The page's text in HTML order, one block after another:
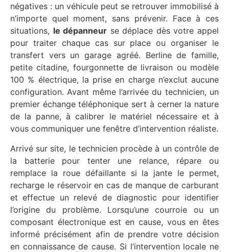
négatives : un véhicule peut se retrouver immobilisé à
n’importe quel moment, sans prévenir. Face à ces
situations, le dépanneur se déplace dès votre appel
pour traiter chaque cas sur place ou organiser le
transfert vers un garage agréé. Berline de famille,
petite citadine, fourgonnette de livraison ou modèle
100 % électrique, la prise en charge n’exclut aucune
configuration. Avant même l’arrivée du technicien, un
premier échange téléphonique sert à cerner la nature
de la panne, à calibrer le matériel nécessaire et à
vous communiquer une fenêtre d’intervention réaliste.
Arrivé sur site, le technicien procède à un contrôle de
la batterie pour tenter une relance, répare ou
remplace la roue défaillante si la jante le permet,
recharge le réservoir en cas de manque de carburant
et effectue un relevé de diagnostic pour identifier
l’origine du problème. Lorsqu’une courroie ou un
composant électronique est en cause, vous en êtes
informé précisément afin de prendre votre décision
en connaissance de cause. Si l’intervention locale ne